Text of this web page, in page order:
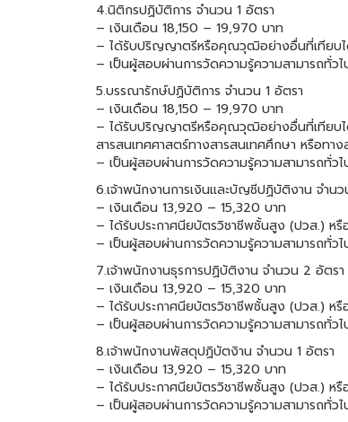
4.นิติกรปฏิบัติการ จำนวน 1 อัตรา
– เงินเดือน 18,150 – 19,970 บาท
– ได้รับปริญญาตรีหรือคุณวุฒิอย่างอื่นที่เทียบไ
– เป็นผู้สอบผ่านการวัดความรู้ความสามารถทั่ว
5.บรรณารักษ์ปฏิบัติการ จำนวน 1 อัตรา
– เงินเดือน 18,150 – 19,970 บาท
– ได้รับปริญญาตรีหรือคุณวุฒิอย่างอื่นที่เทียบได้
สารสนเทศศาสตร์ทางสารสนเทศศึกษา หรือทาง
– เป็นผู้สอบผ่านการวัดความรู้ความสามารถทั่ว
6.เจ้าพนักงานการเงินและบัญชีปฏิบัติงาน จำน
– เงินเดือน 13,920 – 15,320 บาท
– ได้ร้บประกาศนียบัตรวิชาชีพชั้นสูง (ปวส.) ห
– เป็นผู้สอบผ่านการวัดความรู้ความสามารถทั่ว
7.เจ้าพนักงานธุรการปฏิบัติงาน จำนวน 2 อัตรา
– เงินเดือน 13,920 – 15,320 บาท
– ได้ร้บประกาศนียบัตรวิชาชีพชั้นสูง (ปวส.) ห
– เป็นผู้สอบผ่านการวัดความรู้ความสามารถทั่ว
8.เจ้าพนักงานพัสดุปฏิบัตงิาน จำนวน 1 อัตรา
– เงินเดือน 13,920 – 15,320 บาท
– ได้ร้บประกาศนียบัตรวิชาชีพชั้นสูง (ปวส.) ห
– เป็นผู้สอบผ่านการวัดความรู้ความสามารถทั่ว